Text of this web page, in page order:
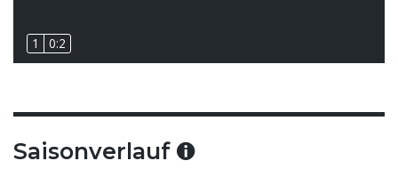
1 0:2
Saisonverlauf